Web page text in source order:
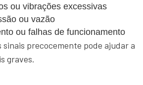
ou vibrações excessivas
ou vazão
ou falhas de funcionamento
precocemente pode ajudar a
graves.